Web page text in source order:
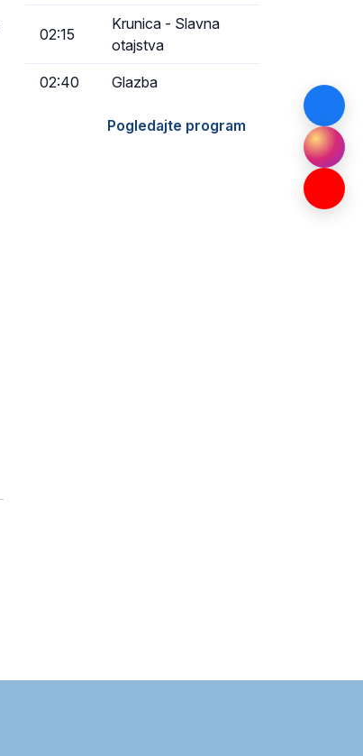
02:15
Krunica - Slavna
otajstva
02:40 Glazba
Pogledajte program